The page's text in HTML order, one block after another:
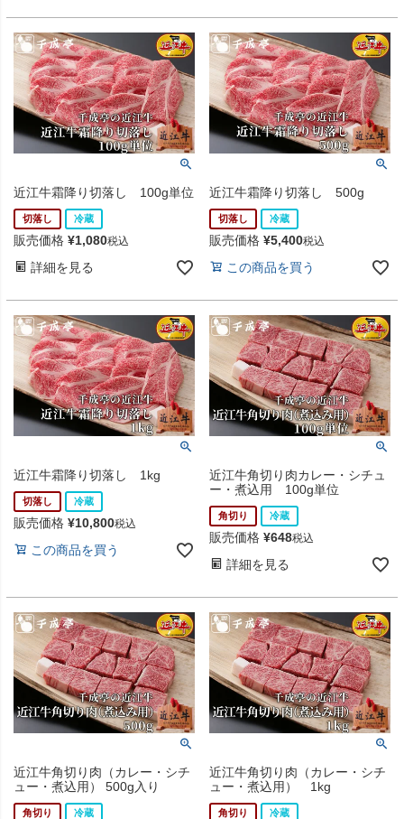
近江牛霜降り切落し 100g単位
切落し 冷蔵
販売価格 ¥1,080税込
詳細を見る
近江牛霜降り切落し 500g
切落し 冷蔵
販売価格 ¥5,400税込
この商品を買う
近江牛霜降り切落し 1kg
切落し 冷蔵
販売価格 ¥10,800税込
この商品を買う
近江牛角切り肉カレー・シチュ
ー・煮込用 100g単位
角切り 冷蔵
販売価格 ¥648税込
詳細を見る
近江牛角切り肉（カレー・シチ
ュー・煮込用） 500g入り
角切り 冷蔵
近江牛角切り肉（カレー・シチ
ュー・煮込用） 1kg
角切り 冷蔵